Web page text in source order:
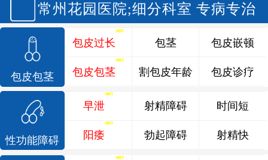
常州花园医院;细分科室 专病专治
包皮包茎
包皮过长
包皮包茎
包茎
割包皮年龄
包皮嵌顿
包皮诊疗
性功能障碍
早泄
阳痿
射精障碍
勃起障碍
时间短
射精快